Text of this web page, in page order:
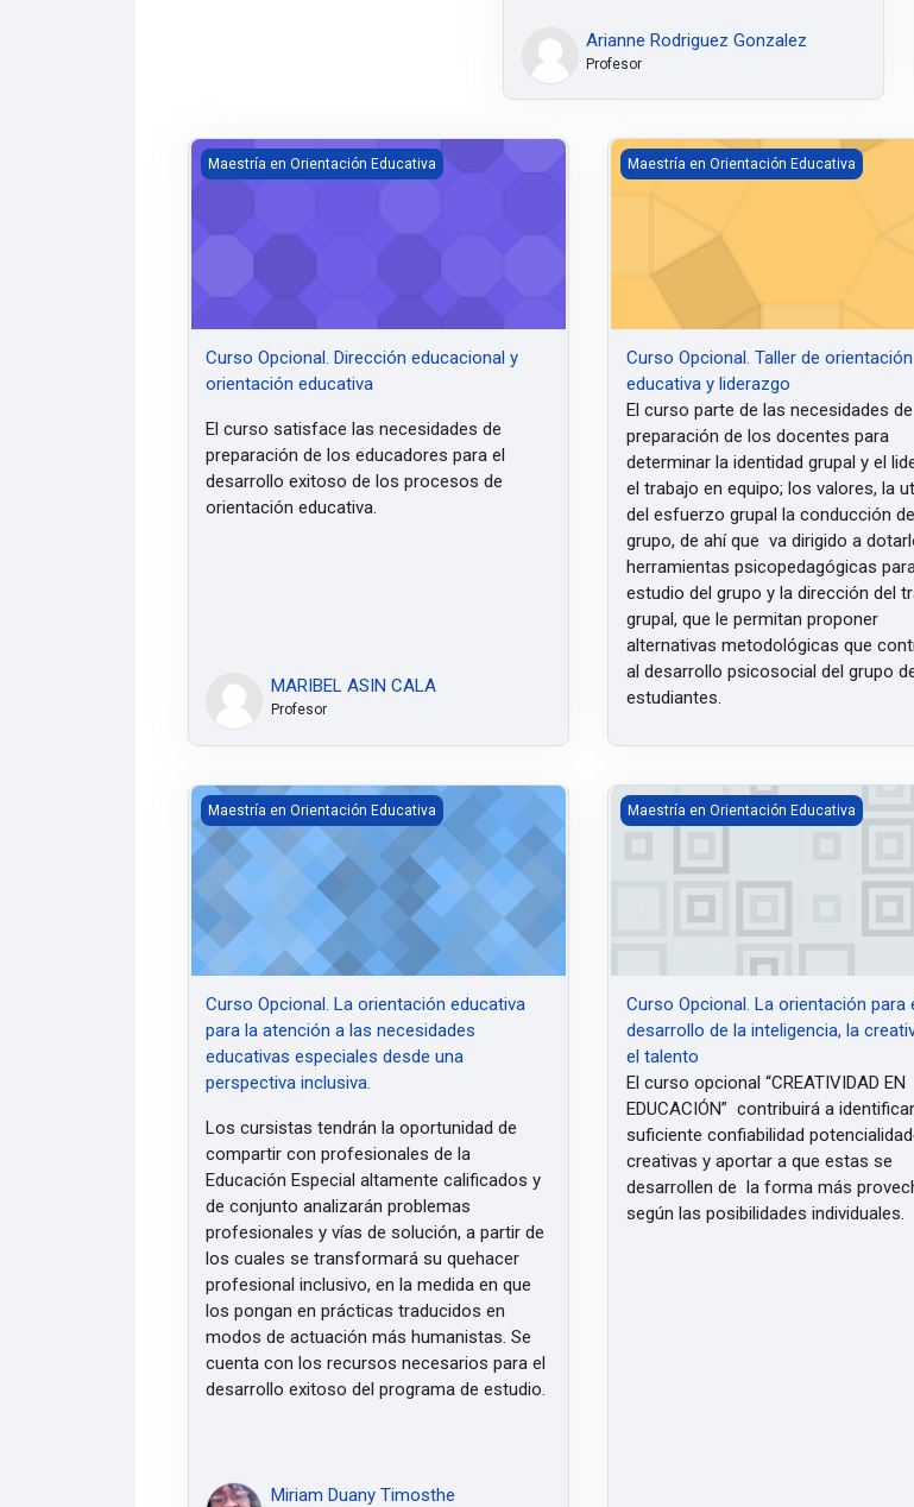
Arianne Rodriguez Gonzalez
Profesor
Curso Opcional. Dirección educacional y orientación educativa
Maestría en Orientación Educativa
Curso Opcional. Dirección educacional y
orientación educativa
El curso satisface las necesidades de
preparación de los educadores para el
desarrollo exitoso de los procesos de
orientación educativa.
MARIBEL ASIN CALA
Profesor
Curso Opcional. Taller de
Maestría en Orientación Educativa
Curso Opcional. Taller de orientación
educativa y liderazgo
El curso parte de las necesidades de
preparación de los docentes para
determinar la identidad grupal y el
el trabajo en equipo; los valores, la
del esfuerzo grupal la conducción
grupo, de ahí que va dirigido a
herramientas psicopedagógicas
estudio del grupo y la dirección del
grupal, que le permitan proponer
alternativas metodológicas que
al desarrollo psicosocial del grupo
estudiantes.
Curso Opcional. La orientación educativa para la atención a las necesidades educativas
Maestría en Orientación Educativa
Curso Opcional. La orientación educativa
para la atención a las necesidades
educativas especiales desde una
perspectiva inclusiva.
Los cursistas tendrán la oportunidad de
compartir con profesionales de la
Educación Especial altamente calificados y
de conjunto analizarán problemas
profesionales y vías de solución, a partir de
los cuales se transformará su quehacer
profesional inclusivo, en la medida en que
los pongan en prácticas traducidos en
modos de actuación más humanistas. Se
cuenta con los recursos necesarios para el
desarrollo exitoso del programa de estudio.
Miriam Duany Timosthe
Curso Opcional. La orientación para
Maestría en Orientación Educativa
Curso Opcional. La orientación para
desarrollo de la inteligencia, la
el talento
El curso opcional “CREATIVIDAD EN
EDUCACIÓN” contribuirá a
suficiente confiabilidad
creativas y aportar a que estas se
desarrollen de la forma más
según las posibilidades individuales.